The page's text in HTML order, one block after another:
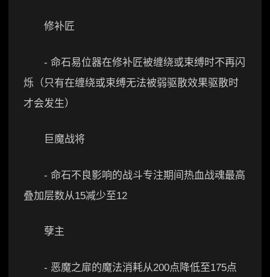
修补匠
- 命石易位器在修补匠被缠绕或束缚时不再闪
烁（只有在缠绕或束缚无法被弱驱散效果驱散时
才会发生）
巨魔战将
- 命石不良影响的战斗专注期间热血战魂最高
叠加层数从15减少至12
孽主
- 恶魔之扉的魔法消耗从200点降低至175点